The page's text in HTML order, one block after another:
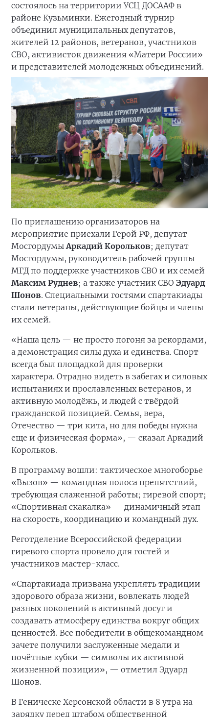
состоялось на территории УСЦ ДОСААФ в
районе Кузьминки. Ежегодный турнир
объединил муниципальных депутатов,
жителей 12 районов, ветеранов, участников
СВО, активисток движения «Матери России»
и представителей молодежных объединений.
По приглашению организаторов на
мероприятие приехали Герой РФ, депутат
МосгордумыАркадий Корольков; депутат
Мосгордумы, руководитель рабочей группы
МГД по поддержке участников СВО и их семей
Максим Руднев; а также участник СВО Эдуард
Шонов. Специальными гостями спартакиады
стали ветераны, действующие бойцы и члены
их семей.
«Наша цель — не просто погоня за рекордами,
а демонстрация силы духа и единства. Спорт
всегда был площадкой для проверки
характера. Отрадно видеть в забегах и силовых
испытаниях и прославленных ветеранов, и
активную молодёжь, и людей с твёрдой
гражданской позицией. Семья, вера,
Отечество — три кита, но для победы нужна
еще и физическая форма», — сказал Аркадий
Корольков.
В программу вошли: тактическое многоборье
«Вызов» — командная полоса препятствий,
требующая слаженной работы; гиревой спорт;
«Спортивная скакалка» — динамичный этап
на скорость, координацию и командный дух.
Реготделение Всероссийской федерации
гиревого спорта провело для гостей и
участников мастер-класс.
«Спартакиада призвана укреплять традиции
здорового образа жизни, вовлекать людей
разных поколений в активный досуг и
создавать атмосферу единства вокруг общих
ценностей. Все победители в общекомандном
зачете получили заслуженные медали и
почётные кубки — символы их активной
жизненной позиции», — отметил Эдуард
Шонов.
В Геническе Херсонской области в 8 утра на
зарядку перед штабом общественной